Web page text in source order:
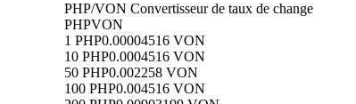
PHP/VON Convertisseur de taux de change
PHPVON
1 PHP0.00004516 VON
10 PHP0.0004516 VON
50 PHP0.002258 VON
100 PHP0.004516 VON